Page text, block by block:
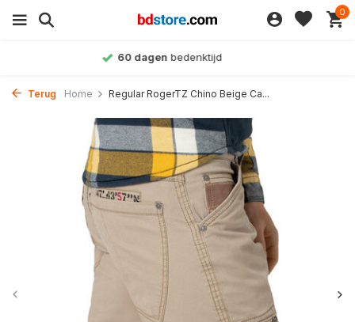
0
Achteraf betalenmogelijk
Terug Home Regular RogerTZ Chino Beige Ca...